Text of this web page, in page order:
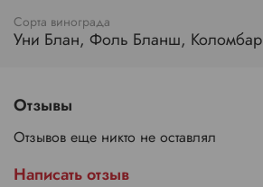
Сорта винограда
Уни Блан, Фоль Бланш, Коломбар
Отзывы
Отзывов еще никто не оставлял
Написать отзыв